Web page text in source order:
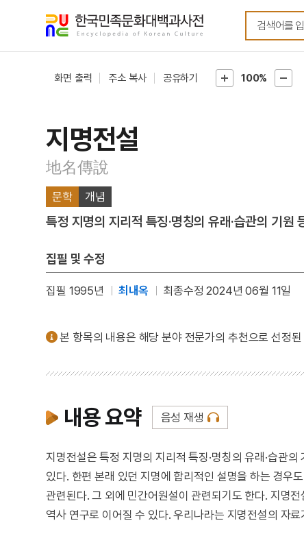
화면 출력 주소 복사 공유하기 100%
지명전설
地名傳說
문학 개념
특정 지명의 지리적 특징·명칭의 유래·습관의 기원
집필 및 수정
집필 1995년 최내옥 최종수정 2024년 06월 11일
본 항목의 내용은 해당 분야 전문가의 추천으로 선정
내용 요약 음성 재생
지명전설은 특정 지명의 지리적 특징·명칭의 유래·습관
있다. 한편 본래 있던 지명에 합리적인 설명을 하는 경우
관련된다. 그 외에 민간어원설이 관련되기도 한다. 지명
역사 연구로 이어질 수 있다. 우리나라는 지명전설의 자